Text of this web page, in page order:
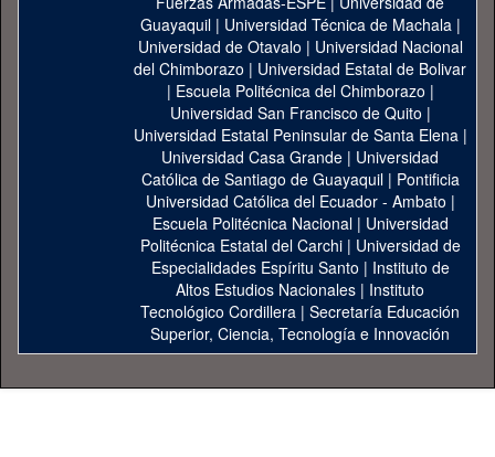
Guayaquil| Universidad Técnica de Machala|
Universidad de Otavalo | Universidad Nacional
del Chimborazo | Universidad Estatal de Bolivar
| Escuela Politécnica del Chimborazo |
Universidad San Francisco de Quito |
Universidad Estatal Peninsular de Santa Elena|
Universidad Casa Grande | Universidad
Católica de Santiago de Guayaquil| Pontificia
Universidad Católica del Ecuador - Ambato |
Escuela Politécnica Nacional| Universidad
Politécnica Estatal del Carchi| Universidad de
Especialidades Espíritu Santo | Instituto de
Altos Estudios Nacionales | Instituto
Tecnológico Cordillera | Secretaría Educación
Superior, Ciencia, Tecnología e Innovación